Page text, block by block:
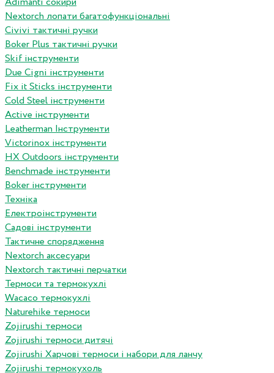
Nextorch лопати багатофункціональні
Сivivi тактичні ручки
Boker Plus тактичні ручки
Skif інструменти
Due Cigni інструменти
Fix it Sticks інструменти
Сold Steel інструменти
Active інструменти
Leatherman Інструменти
Victorinox інструменти
HX Outdoors інструменти
Benchmade інструменти
Boker інструменти
Техніка
Електроінструменти
Садові інструменти
Тактичне спорядження
Nextorch аксесуари
Nextorch тактичні перчатки
Термоси та термокухлі
Wacaco термокухлі
Naturehike термоси
Zojirushi термоси
Zojirushi термоси дитячі
Zojirushi Харчові термоси і набори для ланчу
Zojirushi термокухоль